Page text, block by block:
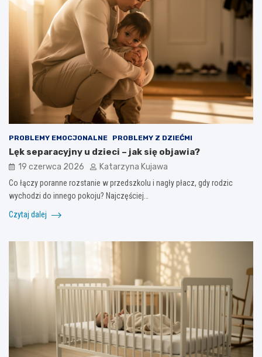
PROBLEMY EMOCJONALNE PROBLEMY Z DZIEĆMI
Lęk separacyjny u dzieci – jak się objawia?
19 czerwca 2026 Katarzyna Kujawa
Co łączy poranne rozstanie w przedszkolu i nagły płacz, gdy rodzic
wychodzi do innego pokoju? Najczęściej…
Czytaj dalej